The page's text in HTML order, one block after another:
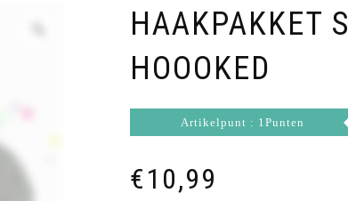
HAAKPAKKET
HOOOKED
Artikelpunt : 1Punten
€10,99